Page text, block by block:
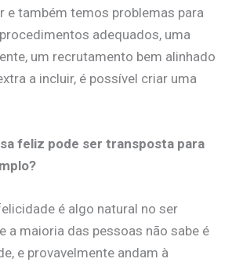
e também temos problemas para
adequados, uma
um recrutamento bem alinhado
a incluir, é possível criar uma
feliz pode ser transposta para
é algo natural no ser
a maioria das pessoas não sabe é
e provavelmente andam à